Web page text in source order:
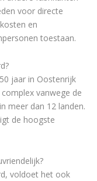
voor directe
en
toestaan.
jaar in Oostenrijk
vanwege de
meer dan 12 landen.
de hoogste
voldoet het ook